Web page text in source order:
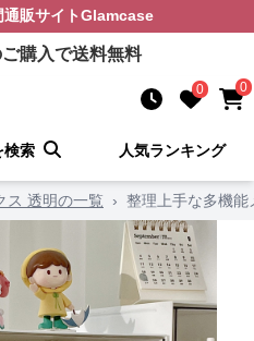
通販サイトGlamcase
購入で送料無料
0 0
検索 人気ランキング
ス 透明の一覧 › 整理上手な多機能